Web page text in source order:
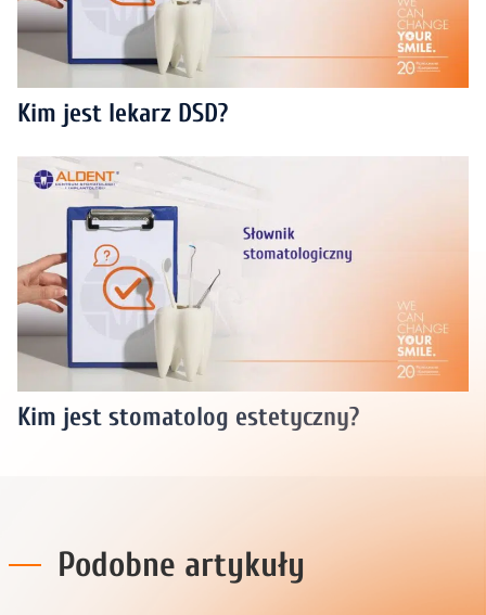
Kim jest lekarz DSD?
Kim jest stomatolog estetyczny?
Podobne artykuły